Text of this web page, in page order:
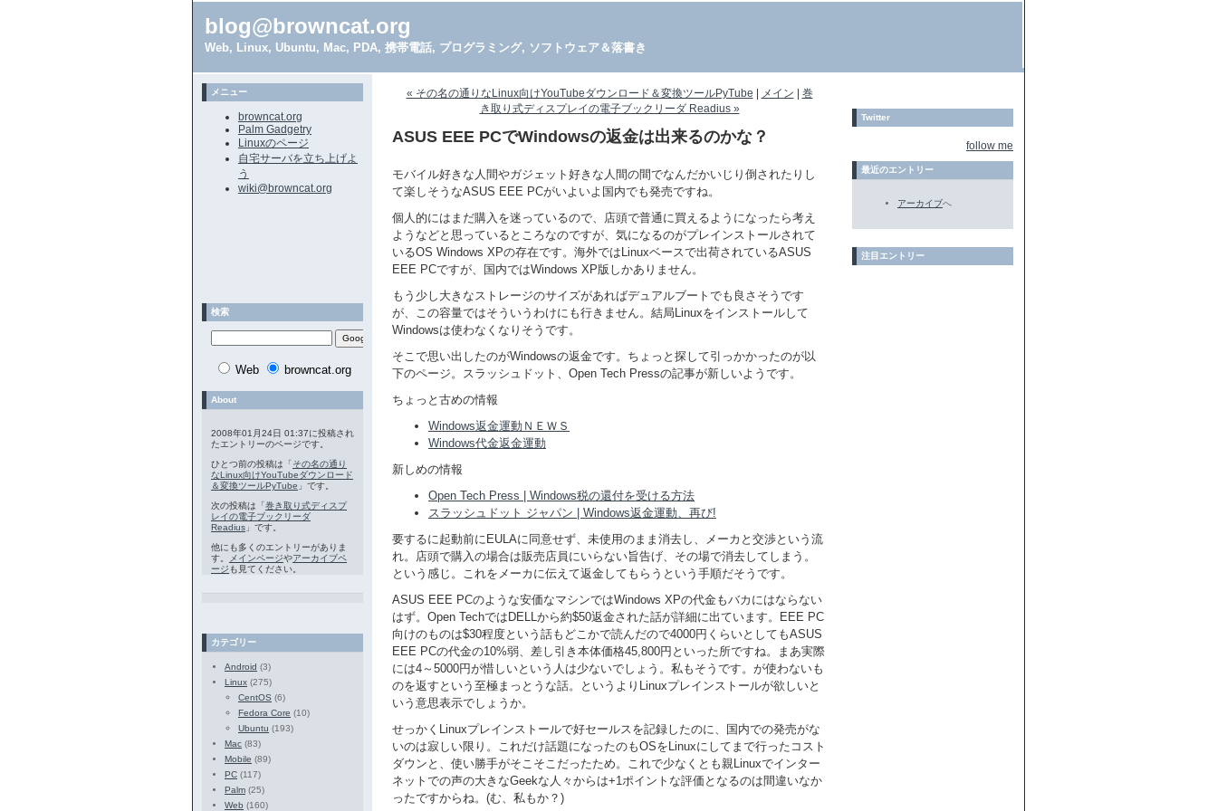
blog@browncat.org
Web, Linux, Ubuntu, Mac, PDA, 携帯電話, プログラミング, ソフトウェア＆落書き
« その名の通りなLinux向けYouTubeダウンロード＆変換ツールPyTube メイン
巻
き取り式ディスプレイの電子ブックリーダ Readius »
ASUS EEE PCでWindowsの返金は出来るのかな？
モバイル好きな人間やガジェット好きな人間の間でなんだかいじり倒されたりし
て楽しそうなASUS EEE PCがいよいよ国内でも発売ですね。
個人的にはまだ購入を迷っているので、店頭で普通に買えるようになったら考え
ようなどと思っているところなのですが、気になるのがプレインストールされて
いるOS Windows XPの存在です。海外ではLinuxベースで出荷されているASUS
EEE PCですが、国内ではWindows XP版しかありません。
もう少し大きなストレージのサイズがあればデュアルブートでも良さそうです
が、この容量ではそういうわけにも行きません。結局Linuxをインストールして
Windowsは使わなくなりそうです。
そこで思い出したのがWindowsの返金です。ちょっと探して引っかかったのが以
下のページ。スラッシュドット、Open Tech Pressの記事が新しいようです。
ちょっと古めの情報
Windows返金運動ＮＥＷＳ
Windows代金返金運動
新しめの情報
Open Tech Press | Windows税の還付を受ける方法
スラッシュドット ジャパン | Windows返金運動、再び!
要するに起動前にEULAに同意せず、未使用のまま消去し、メーカと交渉という流
れ。店頭で購入の場合は販売店員にいらない旨告げ、その場で消去してしまう。
という感じ。これをメーカに伝えて返金してもらうという手順だそうです。
ASUS EEE PCのような安価なマシンではWindows XPの代金もバカにはならない
はず。Open TechではDELLから約$50返金された話が詳細に出ています。EEE PC
向けのものは$30程度という話もどこかで読んだので4000円くらいとしてもASUS
EEE PCの代金の10%弱、差し引き本体価格45,800円といった所ですね。まあ実際
には4～5000円が惜しいという人は少ないでしょう。私もそうです。が使わないも
のを返すという至極まっとうな話。というよりLinuxプレインストールが欲しいと
いう意思表示でしょうか。
せっかくLinuxプレインストールで好セールスを記録したのに、国内での発売がな
いのは寂しい限り。これだけ話題になったのもOSをLinuxにしてまで行ったコスト
ダウンと、使い勝手がそこそこだったため。これで少なくとも親Linuxでインター
ネットでの声の大きなGeekな人々からは+1ポイントな評価となるのは間違いなか
ったですからね。(む、私もか？)
メニュー
browncat.org
Palm Gadgetry
Linuxのページ
自宅サーバを立ち上げよ
う
wiki@browncat.org
検索
Web browncat.org
About
2008年01月24日 01:37に投稿され
たエントリーのページです。
ひとつ前の投稿は「その名の通り
なLinux向けYouTubeダウンロード
＆変換ツールPyTube 」です。
次の投稿は「巻き取り式ディスプ
レイの電子ブックリーダ
Readius 」です。
他にも多くのエントリーがありま
す。
メインページやアーカイブペ
ージ も見てください。
カテゴリー
Android (3)
Linux (275)
CentOS (6)
Fedora Core (10)
Ubuntu (193)
Mac (83)
Mobile (89)
PC (117)
Palm (25)
Web (160)
Twitter
follow me
最近のエントリー
アーカイブへ
注目エントリー